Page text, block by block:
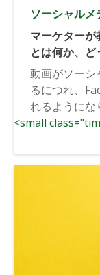
ソーシャルメ
マーケター
とは何か、
動画がソーシ
るにつれ、
れるようにな
<small